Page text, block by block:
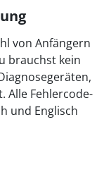
von Anfängern
brauchst kein
Alle Fehlercode-
und Englisch